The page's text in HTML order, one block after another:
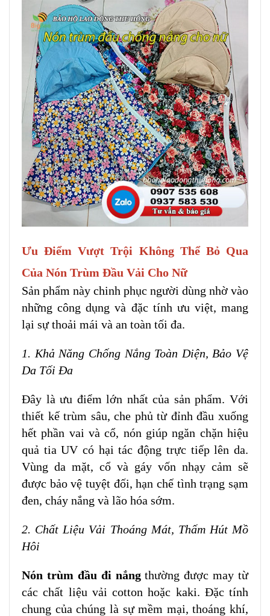
Ưu Điểm Vượt Trội Không Thể Bỏ Qua
Của Nón Trùm Đầu Vải Cho Nữ
Sản phẩm này chinh phục người dùng nhờ vào
những công dụng và đặc tính ưu việt, mang
lại sự thoải mái và an toàn tối đa.
1. Khả Năng Chống Nắng Toàn Diện, Bảo Vệ
Da Tối Đa
Đây là ưu điểm lớn nhất của sản phẩm. Với
thiết kế trùm sâu, che phủ từ đỉnh đầu xuống
hết phần vai và cổ, nón giúp ngăn chặn hiệu
quả tia UV có hại tác động trực tiếp lên da.
Vùng da mặt, cổ và gáy vốn nhạy cảm sẽ
được bảo vệ tuyệt đối, hạn chế tình trạng sạm
đen, cháy nắng và lão hóa sớm.
2. Chất Liệu Vải Thoáng Mát, Thấm Hút Mồ
Hôi
Nón trùm đầu đi nắngthường được may từ
các chất liệu vải cotton hoặc kaki. Đặc tính
chung của chúng là sự mềm mại, thoáng khí,